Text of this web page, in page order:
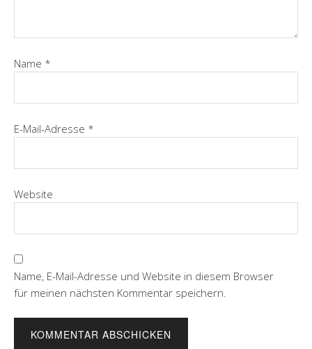
Name *
E-Mail-Adresse *
Website
Name, E-Mail-Adresse und Website in diesem Browser
für meinen nächsten Kommentar speichern.